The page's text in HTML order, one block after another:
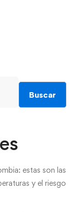
Buscar
estas son las
y el riesgo